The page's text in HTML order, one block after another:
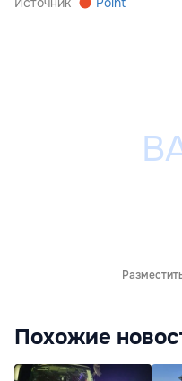
Похожие